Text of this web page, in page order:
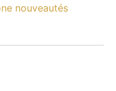
nouveautés